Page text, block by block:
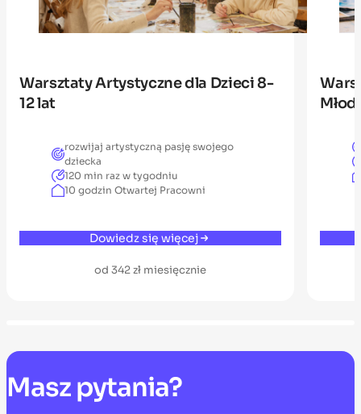
Warsztaty Artystyczne dla Dzieci 8-
12 lat
rozwijaj artystyczną pasję swojego
dziecka
120 min raz w tygodniu
10 godzin Otwartej Pracowni
Dowiedz się więcej
od 342 zł miesięcznie
Masz pytania?